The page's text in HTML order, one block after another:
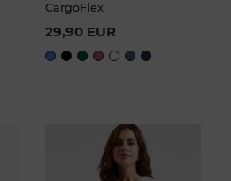
CargoFlex
29,90 EUR